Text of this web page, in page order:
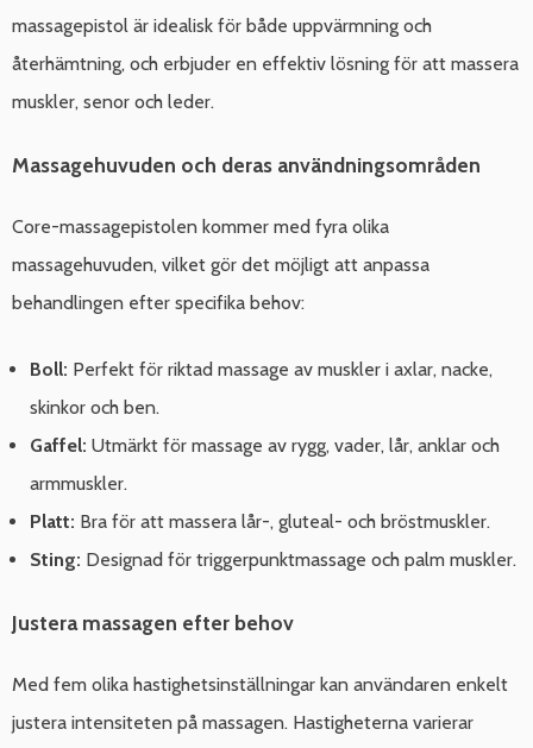
massagepistol är idealisk för både uppvärmning och
återhämtning, och erbjuder en effektiv lösning för att massera
muskler, senor och leder.
Massagehuvuden och deras användningsområden
Core-massagepistolen kommer med fyra olika
massagehuvuden, vilket gör det möjligt att anpassa
behandlingen efter specifika behov:
Boll: Perfekt för riktad massage av muskler i axlar, nacke,
skinkor och ben.
Gaffel: Utmärkt för massage av rygg, vader, lår, anklar och
armmuskler.
Platt: Bra för att massera lår-, gluteal- och bröstmuskler.
Sting: Designad för triggerpunktmassage och palm muskler.
Justera massagen efter behov
Med fem olika hastighetsinställningar kan användaren enkelt
justera intensiteten på massagen. Hastigheterna varierar